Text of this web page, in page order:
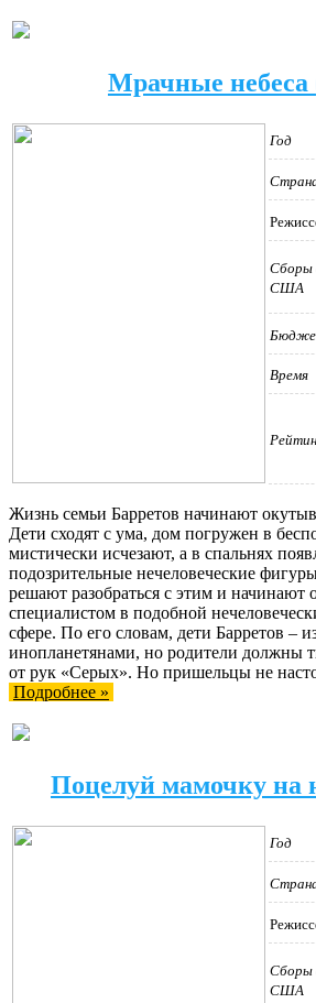
Мрачные небеса
Год
Сборы
США
Время
Жизнь семьи Барретов начинают
Дети сходят с ума, дом погружен в
мистически исчезают, а в спальнях
подозрительные нечеловеческие
решают разобраться с этим и начинают
специалистом в подобной
сфере. По его словам, дети Барретов –
инопланетянами, но родители должны
от рук «Серых». Но пришельцы не
Подробнее »
Поцелуй мамочку на
Год
Сборы
США